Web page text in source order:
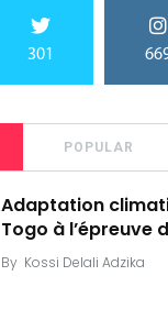
301
POPULAR
Adaptation
Togo à l’épreuve
By Kossi Delali Adzika